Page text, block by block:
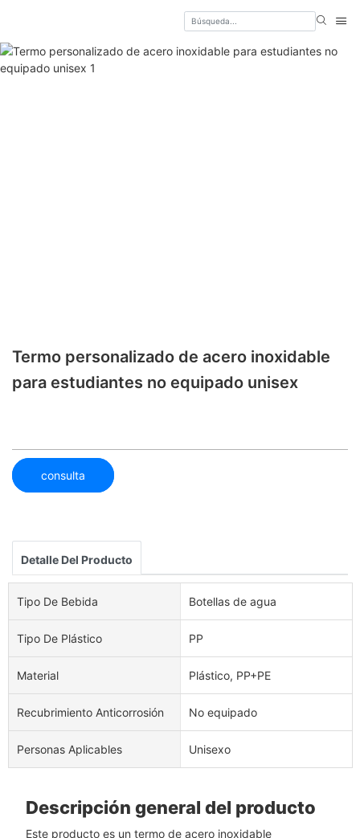
Termo personalizado de acero inoxidable
para estudiantes no equipado unisex
consulta
Detalle Del Producto
Tipo De Bebida Botellas de agua
Tipo De Plástico PP
Material Plástico, PP+PE
Recubrimiento Anticorrosión No equipado
Personas Aplicables Unisexo
Descripción general del producto
Este producto es un termo de acero inoxidable